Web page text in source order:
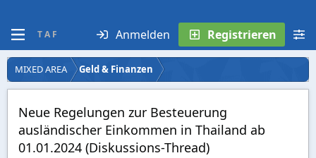
T A F Anmelden Registrieren
MIXED AREA Geld & Finanzen
Neue Regelungen zur Besteuerung
ausländischer Einkommen in Thailand ab
01.01.2024 (Diskussions-Thread)